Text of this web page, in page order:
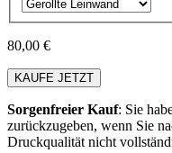
80,00 €
KAUFE JETZT
Sorgenfreier Kauf: Sie
zurückzugeben, wenn Sie
Druckqualität nicht